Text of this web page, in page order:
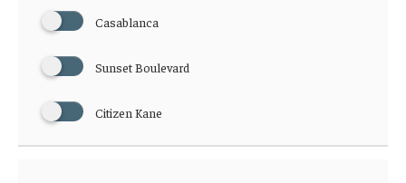
Casablanca
Sunset Boulevard
Citizen Kane